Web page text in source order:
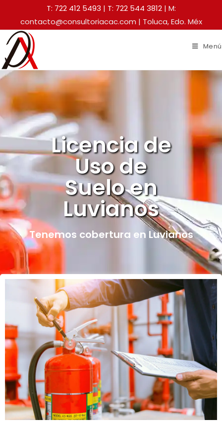
T: 722 412 5493 | T: 722 544 3812| M:
contacto@consultoriacac.com | Toluca, Edo. Méx
Menú
Licencia de
Uso de
Suelo en
Luvianos
Tenemos cobertura en Luvianos